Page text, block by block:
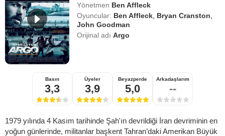
Yönetmen Ben Affleck
Oyuncular: Ben Affleck Bryan Cranston
John Goodman
Orijinal adıArgo
Basın
3,3
Üyeler
3,9
Beyazperde
5,0
Arkadaşlarım
--
1979 yılında 4 Kasım tarihinde Şah'ın devrildiği İran devriminin en
yoğun günlerinde, militanlar başkent Tahran’daki Amerikan Büyük